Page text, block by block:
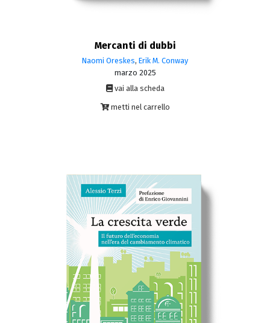
Mercanti di dubbi
Naomi Oreskes, Erik M. Conway
marzo 2025
vai alla scheda
metti nel carrello